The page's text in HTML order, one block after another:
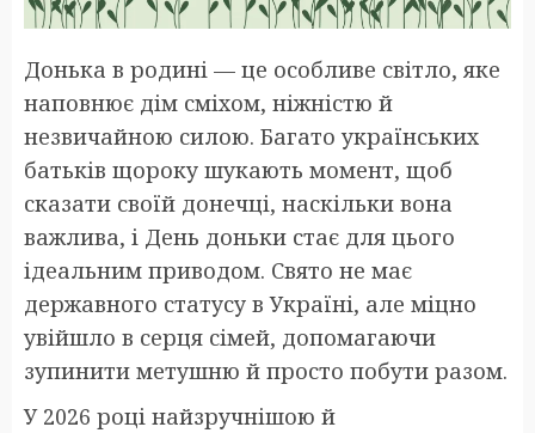
Донька в родині — це особливе світло, яке
наповнює дім сміхом, ніжністю й
незвичайною силою. Багато українських
батьків щороку шукають момент, щоб
сказати своїй донечці, наскільки вона
важлива, і День доньки стає для цього
ідеальним приводом. Свято не має
державного статусу в Україні, але міцно
увійшло в серця сімей, допомагаючи
зупинити метушню й просто побути разом.
У 2026 році найзручнішою й